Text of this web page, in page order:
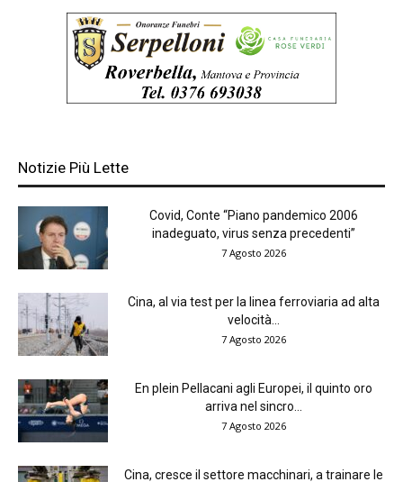
Notizie Più Lette
Covid, Conte “Piano pandemico 2006
inadeguato, virus senza precedenti”
7 Agosto 2026
Cina, al via test per la linea ferroviaria ad alta
velocità...
7 Agosto 2026
En plein Pellacani agli Europei, il quinto oro
arriva nel sincro...
7 Agosto 2026
Cina, cresce il settore macchinari, a trainare le